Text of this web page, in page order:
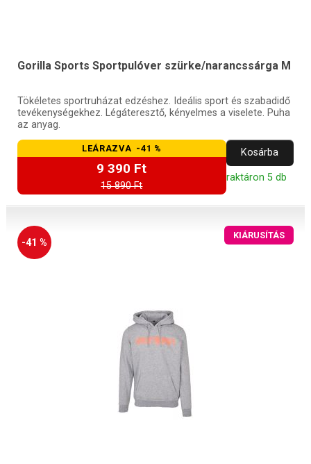
Gorilla Sports Sportpulóver szürke/narancssárga M
Tökéletes sportruházat edzéshez. Ideális sport és szabadidő
tevékenységekhez. Légáteresztő, kényelmes a viselete. Puha
az anyag.
LEÁRAZVA -41 %
9 390 Ft
15 890 Ft
Kosárba
raktáron 5 db
-41 %
KIÁRUSÍTÁS